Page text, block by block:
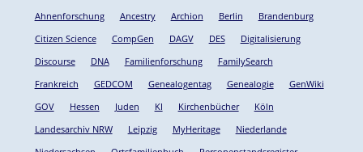
Ahnenforschung Ancestry Archion Berlin
Brandenburg
Citizen Science
CompGen DAGV DES
Digitalisierung
Discourse
DNA Familienforschung
FamilySearch
Frankreich
GEDCOM Genealogentag Genealogie
GenWiki
GOV
Hessen Juden KI Kirchenbücher
Köln
Landesarchiv NRW
Leipzig MyHeritage
Niederlande